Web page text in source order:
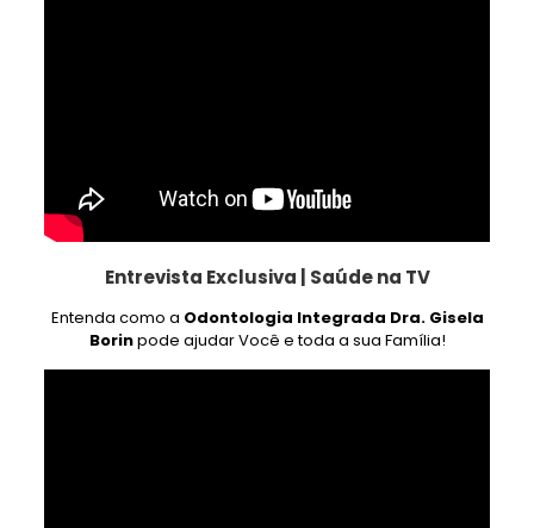
Entrevista Exclusiva | Saúde na TV
Entenda como a Odontologia Integrada Dra. Gisela
Borinpode ajudar Você e toda a sua Família!